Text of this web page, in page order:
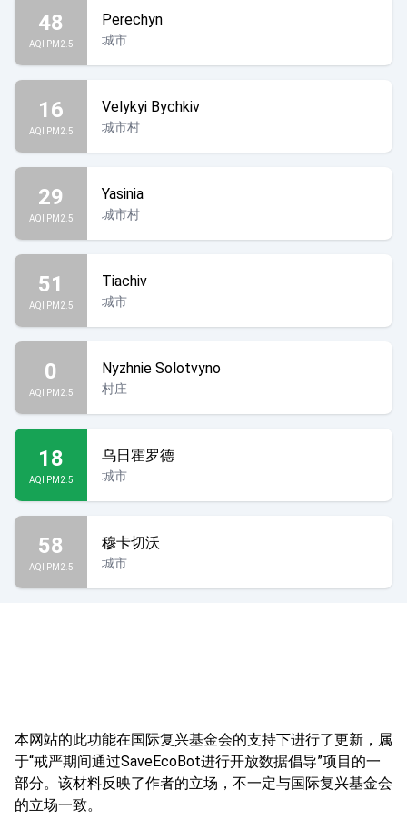
48
AQI PM2.5
Perechyn
城市
16
AQI PM2.5
Velykyi Bychkiv
城市村
29
AQI PM2.5
Yasinia
城市村
51
AQI PM2.5
Tiachiv
城市
0
AQI PM2.5
Nyzhnie Solotvyno
村庄
18
AQI PM2.5
乌日霍罗德
城市
58
AQI PM2.5
穆卡切沃
城市
本网站的此功能在国际复兴基金会的支持下进行了更新，属
于“戒严期间通过SaveEcoBot进行开放数据倡导”项目的一
部分。该材料反映了作者的立场，不一定与国际复兴基金会
的立场一致。